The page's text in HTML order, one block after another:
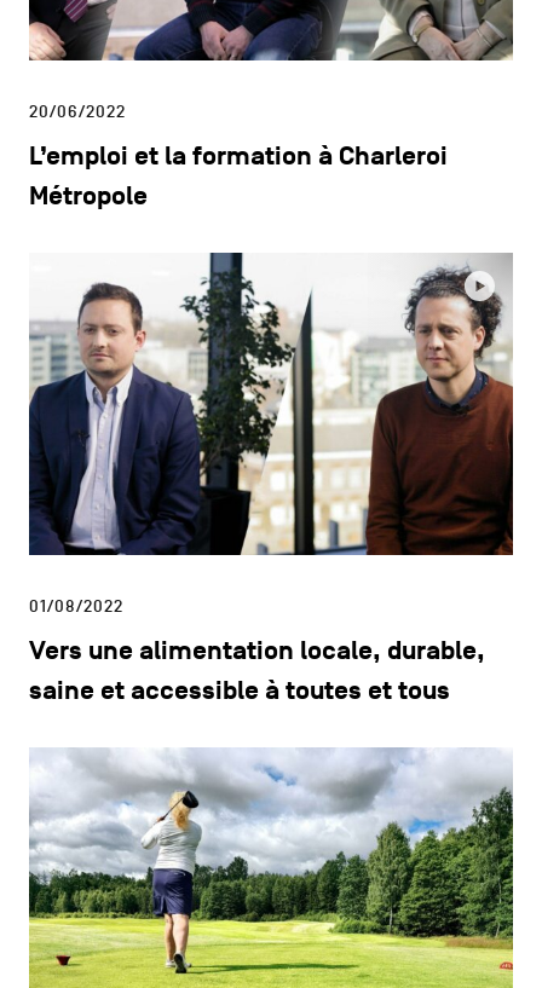
20/06/2022
L’emploi et la formation à Charleroi
Métropole
01/08/2022
Vers une alimentation locale, durable,
saine et accessible à toutes et tous